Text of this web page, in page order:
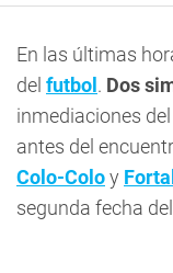
En las últimas
del futbol. Dos
inmediaciones
antes del
Colo-Coloy
segunda fecha